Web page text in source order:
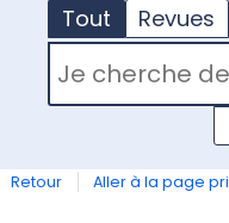
Tout Revues
RECHERCHER DANS
Retour Aller à la page